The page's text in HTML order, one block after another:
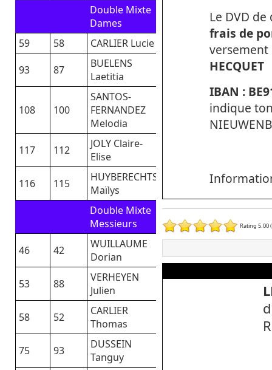
Le DVD
frais de
HECQUET
IBAN :
indique
Rating 5.00
Double Mixte
Dames
59
58
CARLIER Lucie
93
87
BUELENS
Laetitia
108 100
SANTOS-
FERNANDEZ
Melodia
117
112
JOLY Claire-
Elise
116
115
HUYBERECHTS
Maïlys
Double Mixte
Messieurs
46
42
WUILLAUME
Dorian
53
88
VERHEYEN
Julien
58
52
CARLIER
Thomas
75
93
DUSSEIN
Tanguy